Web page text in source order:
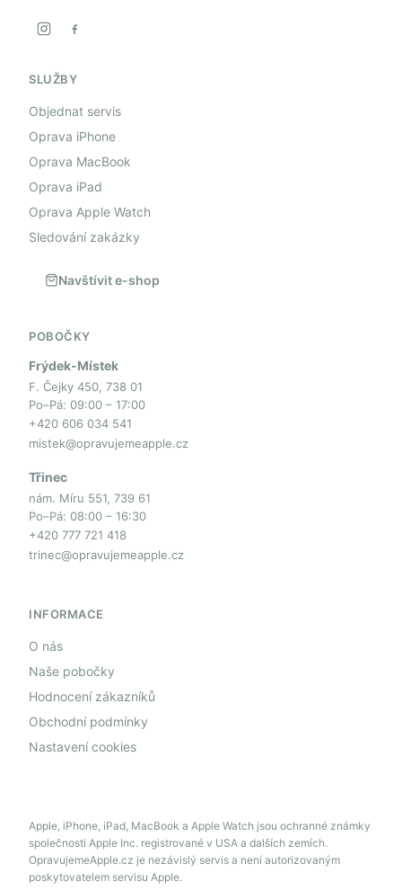
SLUŽBY
Objednat servis
Oprava iPhone
Oprava MacBook
Oprava iPad
Oprava Apple Watch
Sledování zakázky
Navštívit e-shop
POBOČKY
Frýdek-Místek
F. Čejky 450, 738 01
Po–Pá: 09:00 – 17:00
+420 606 034 541
mistek@opravujemeapple.cz
Třinec
nám. Míru 551, 739 61
Po–Pá: 08:00 – 16:30
+420 777 721 418
trinec@opravujemeapple.cz
INFORMACE
O nás
Naše pobočky
Hodnocení zákazníků
Obchodní podmínky
Nastavení cookies
Apple, iPhone, iPad, MacBook a Apple Watch jsou ochranné známky
společnosti Apple Inc. registrované v USA a dalších zemích.
OpravujemeApple.cz je nezávislý servis a není autorizovaným
poskytovatelem servisu Apple.